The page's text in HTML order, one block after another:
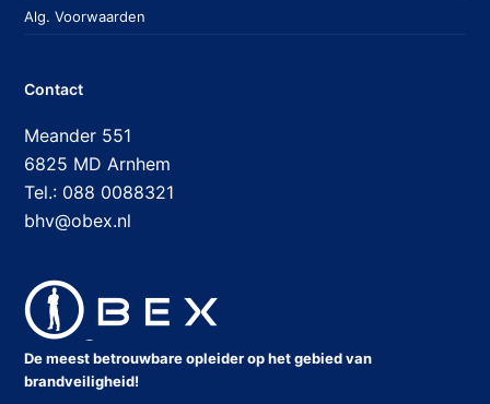
Alg. Voorwaarden
Contact
Meander 551
6825 MD Arnhem
Tel.: 088 0088321
bhv@obex.nl
De meest betrouwbare opleider op het gebied van
brandveiligheid!